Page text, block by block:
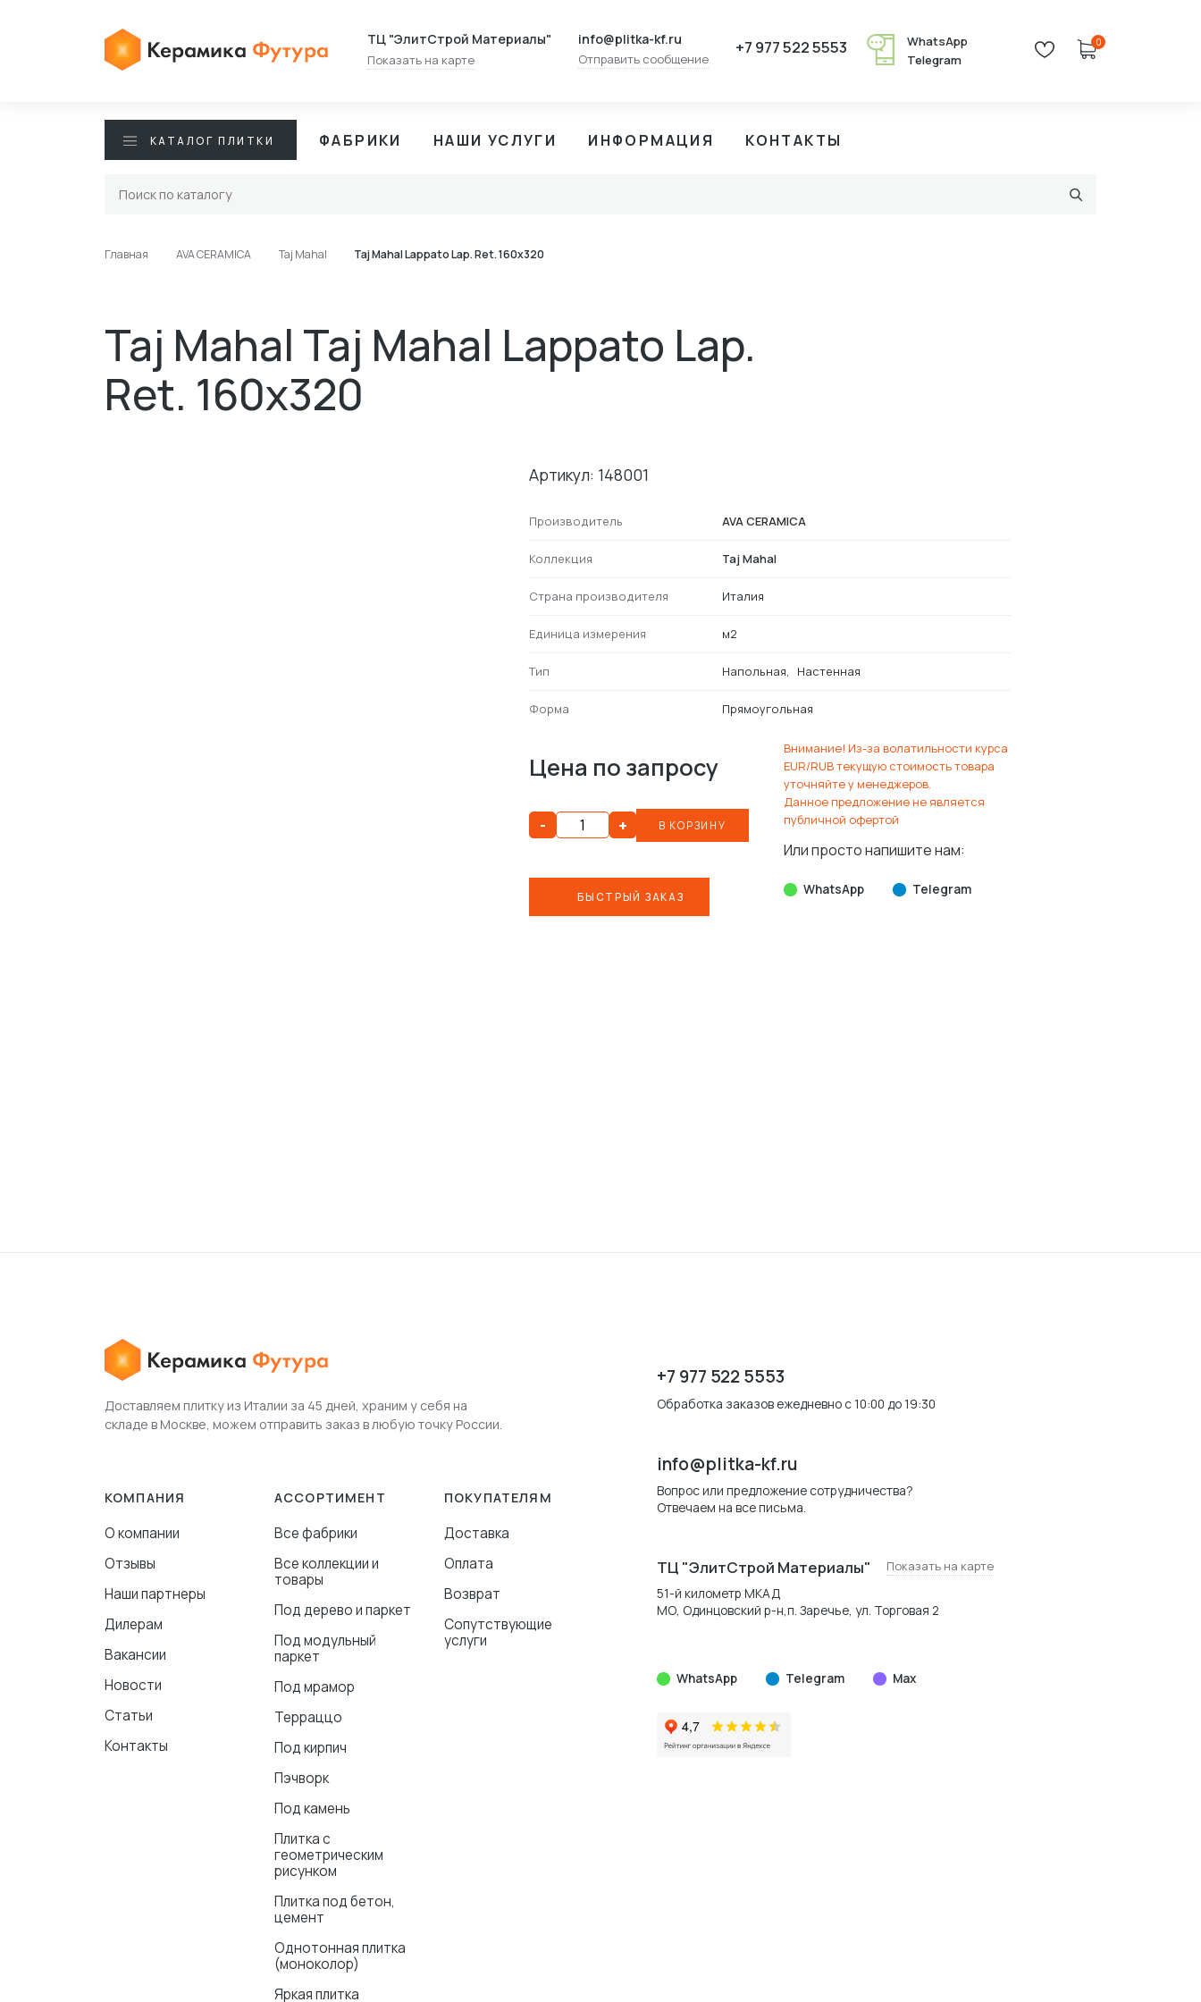
ТЦ "ЭлитСтрой Материалы"
Показать на карте
info@plitka-kf.ru
Отправить сообщение
+7 977 522 5553
WhatsApp
Telegram
0
КАТАЛОГ ПЛИТКИ ФАБРИКИ НАШИ УСЛУГИ ИНФОРМАЦИЯ КОНТАКТЫ
Главная AVA CERAMICA Taj Mahal Taj Mahal Lappato Lap. Ret. 160x320
Taj Mahal Taj Mahal Lappato Lap.
Ret. 160x320
Артикул: 148001
Производитель AVA CERAMICA
Коллекция Taj Mahal
Страна производителя Италия
Единица измерения м2
Тип Напольная Настенная
Форма Прямоугольная
Цена по запросу
- + В КОРЗИНУ
Внимание! Из-за волатильности курса
EUR/RUB текущую стоимость товара
уточняйте у менеджеров.
Данное предложение не является
публичной офертой
БЫСТРЫЙ ЗАКАЗ
Или просто напишите нам:
WhatsApp Telegram
Доставляем плитку из Италии за 45 дней, храним у себя на
складе в Москве, можем отправить заказ в любую точку России.
КОМПАНИЯ
О компании
Отзывы
Наши партнеры
Дилерам
Вакансии
Новости
Статьи
Контакты
АССОРТИМЕНТ
Все фабрики
Все коллекции и
товары
Под дерево и паркет
Под модульный
паркет
Под мрамор
Терраццо
Под кирпич
Пэчворк
Под камень
Плитка с
геометрическим
рисунком
Плитка под бетон,
цемент
Однотонная плитка
(моноколор)
Яркая плитка
ПОКУПАТЕЛЯМ
Доставка
Оплата
Возврат
Сопутствующие
услуги
+7 977 522 5553
Обработка заказов ежедневно с 10:00 до 19:30
info@plitka-kf.ru
Вопрос или предложение сотрудничества?
Отвечаем на все письма.
ТЦ "ЭлитСтрой Материалы" Показать на карте
51-й километр МКАД
МО, Одинцовский р-н,п. Заречье, ул. Торговая 2
WhatsApp Telegram Max